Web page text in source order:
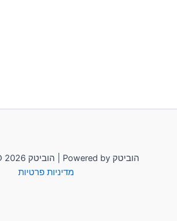
Copyright © 2026 הוביטק | Powered by הוביטק
מדיניות פרטיות